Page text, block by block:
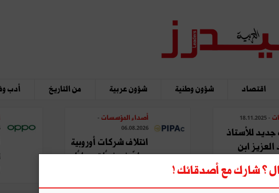
اقتصاد شؤون وطنية شؤون عربية من التاريخ أدب
- 18.11.2025
جديد للأستاذ
ابن
أصداء المؤسسات -
06.08.2026
ائتلاف شركات أوروبية
يطوّر نموذجًا تحويليًا
؟ شارك مع أصدقائك !